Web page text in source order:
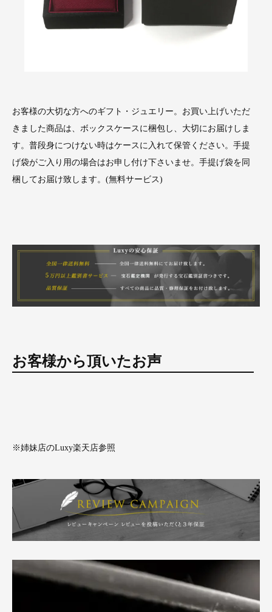
お客様の大切な方へのギフト・ジュエリー。お買い上げいただ
きました商品は、ボックスケースに梱包し、大切にお届けしま
す。普段身につけない時はケースに入れて保管ください。手提
げ袋がご入り用の場合はお申し付け下さいませ。手提げ袋を同
梱してお届け致します。(無料サービス)
お客様から頂いたお声
※姉妹店のLuxy楽天店参照